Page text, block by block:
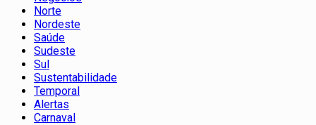
Norte
Nordeste
Saúde
Sudeste
Sul
Sustentabilidade
Temporal
Alertas
Carnaval